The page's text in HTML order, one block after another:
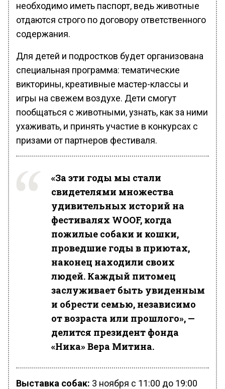
необходимо иметь паспорт, ведь животные
отдаются строго по договору ответственного
содержания.
Для детей и подростков будет организована
специальная программа: тематические
викторины, креативные мастер-классы и
игры на свежем воздухе. Дети смогут
пообщаться с животными, узнать, как за ними
ухаживать, и принять участие в конкурсах с
призами от партнеров фестиваля.
«За эти годы мы стали
свидетелями множества
удивительных историй на
фестивалях WOOF, когда
пожилые собаки и кошки,
проведшие годы в приютах,
наконец находили своих
людей. Каждый питомец
заслуживает быть увиденным
и обрести семью, независимо
от возраста или прошлого», —
делится президент фонда
«Ника» Вера Митина.
Выставка собак: 3 ноября с 11:00 до 19:00